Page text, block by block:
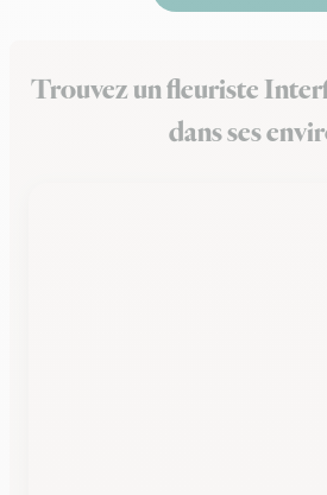
Trouvez un fleuriste
dans ses